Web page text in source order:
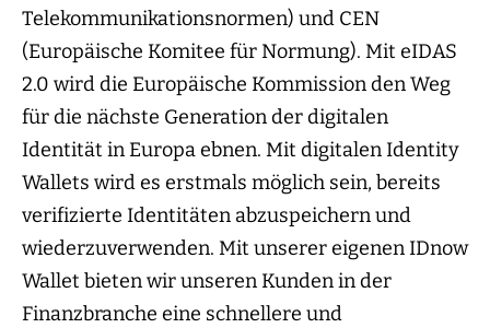
Telekommunikationsnormen) und CEN
(Europäische Komitee für Normung). Mit eIDAS
2.0 wird die Europäische Kommission den Weg
für die nächste Generation der digitalen
Identität in Europa ebnen. Mit digitalen Identity
Wallets wird es erstmals möglich sein, bereits
verifizierte Identitäten abzuspeichern und
wiederzuverwenden. Mit unserer eigenen IDnow
Wallet bieten wir unseren Kunden in der
Finanzbranche eine schnellere und